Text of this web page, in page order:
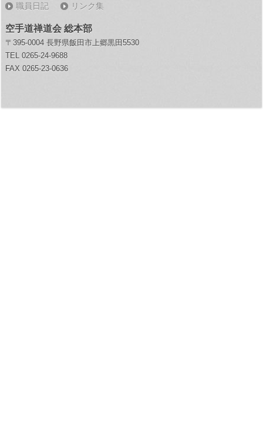
職員日記 リンク集
空手道禅道会 総本部
〒395-0004 長野県飯田市上郷黒田5530
TEL 0265-24-9688
FAX 0265-23-0636